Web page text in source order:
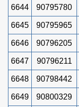
6644 90795780
6645 90795965
6646 90796205
6647 90796211
6648 90798442
6649 90800329